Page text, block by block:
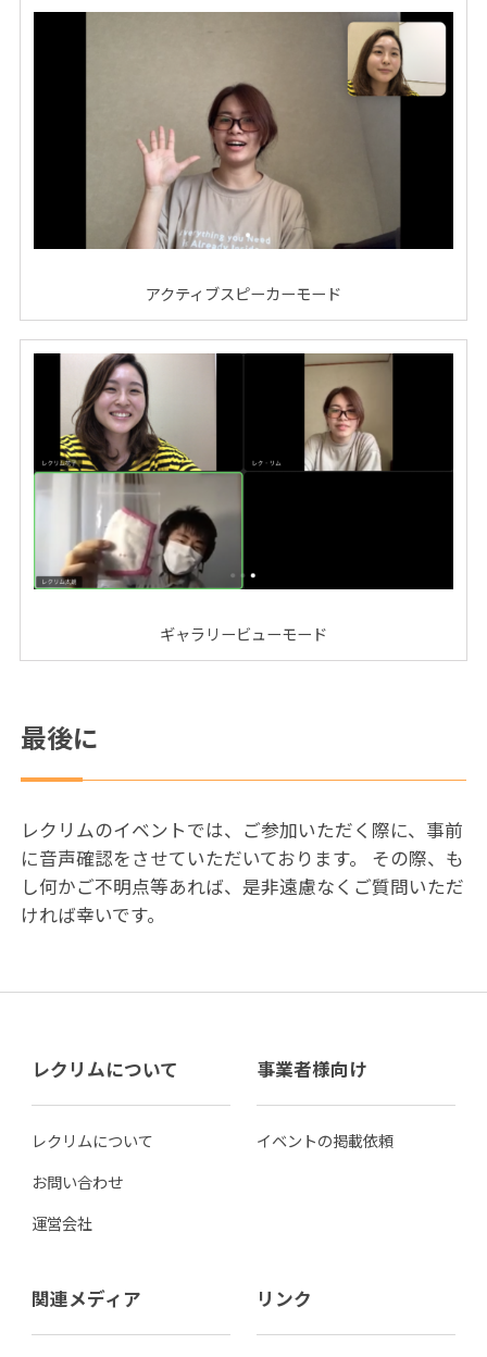
アクティブスピーカーモード
ギャラリービューモード
最後に
レクリムのイベントでは、ご参加いただく際に、事前
に音声確認をさせていただいております。 その際、も
し何かご不明点等あれば、是非遠慮なくご質問いただ
ければ幸いです。
レクリムについて
レクリムについて
お問い合わせ
運営会社
事業者様向け
イベントの掲載依頼
関連メディア リンク